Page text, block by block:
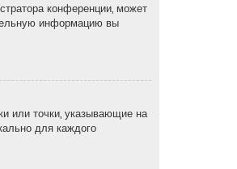
конференции, может
информацию вы
или точки, указывающие на
для каждого